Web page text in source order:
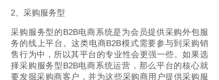
2、采购服务型
采购服务型的B2B电商系统是为会员提供采购外包服
务的线上平台。这类电商B2B模式需要参与到采购销
售行为中，所以其平台的专业性会更强一些。如果选
择采购服务型B2B电商系统运营，那么平台的核心就
要发掘采购商客户，并为这些采购商用户提供采购服